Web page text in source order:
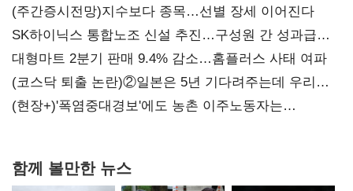
(주간증시전망)지수보다 종목…선별 장세 이어진다
SK하이닉스 통합노조 신설 추진…구성원 간 성과급
불만 확산
대형마트 2분기 판매 9.4% 감소…홈플러스 사태 여파
(코스닥 퇴출 논란)②일본은 5년 기다려주는데 우리는
당장 퇴출?…시간만으론 부족한 코스닥 구하기
(현장+)'폭염중대경보'에도 농촌 이주노동자는
함께 볼만한 뉴스